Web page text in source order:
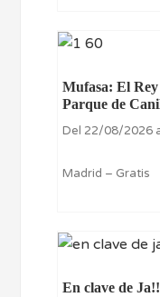
Mufasa: El
Parque de
Del 22/08/2026
Madrid – Gratis
En clave de